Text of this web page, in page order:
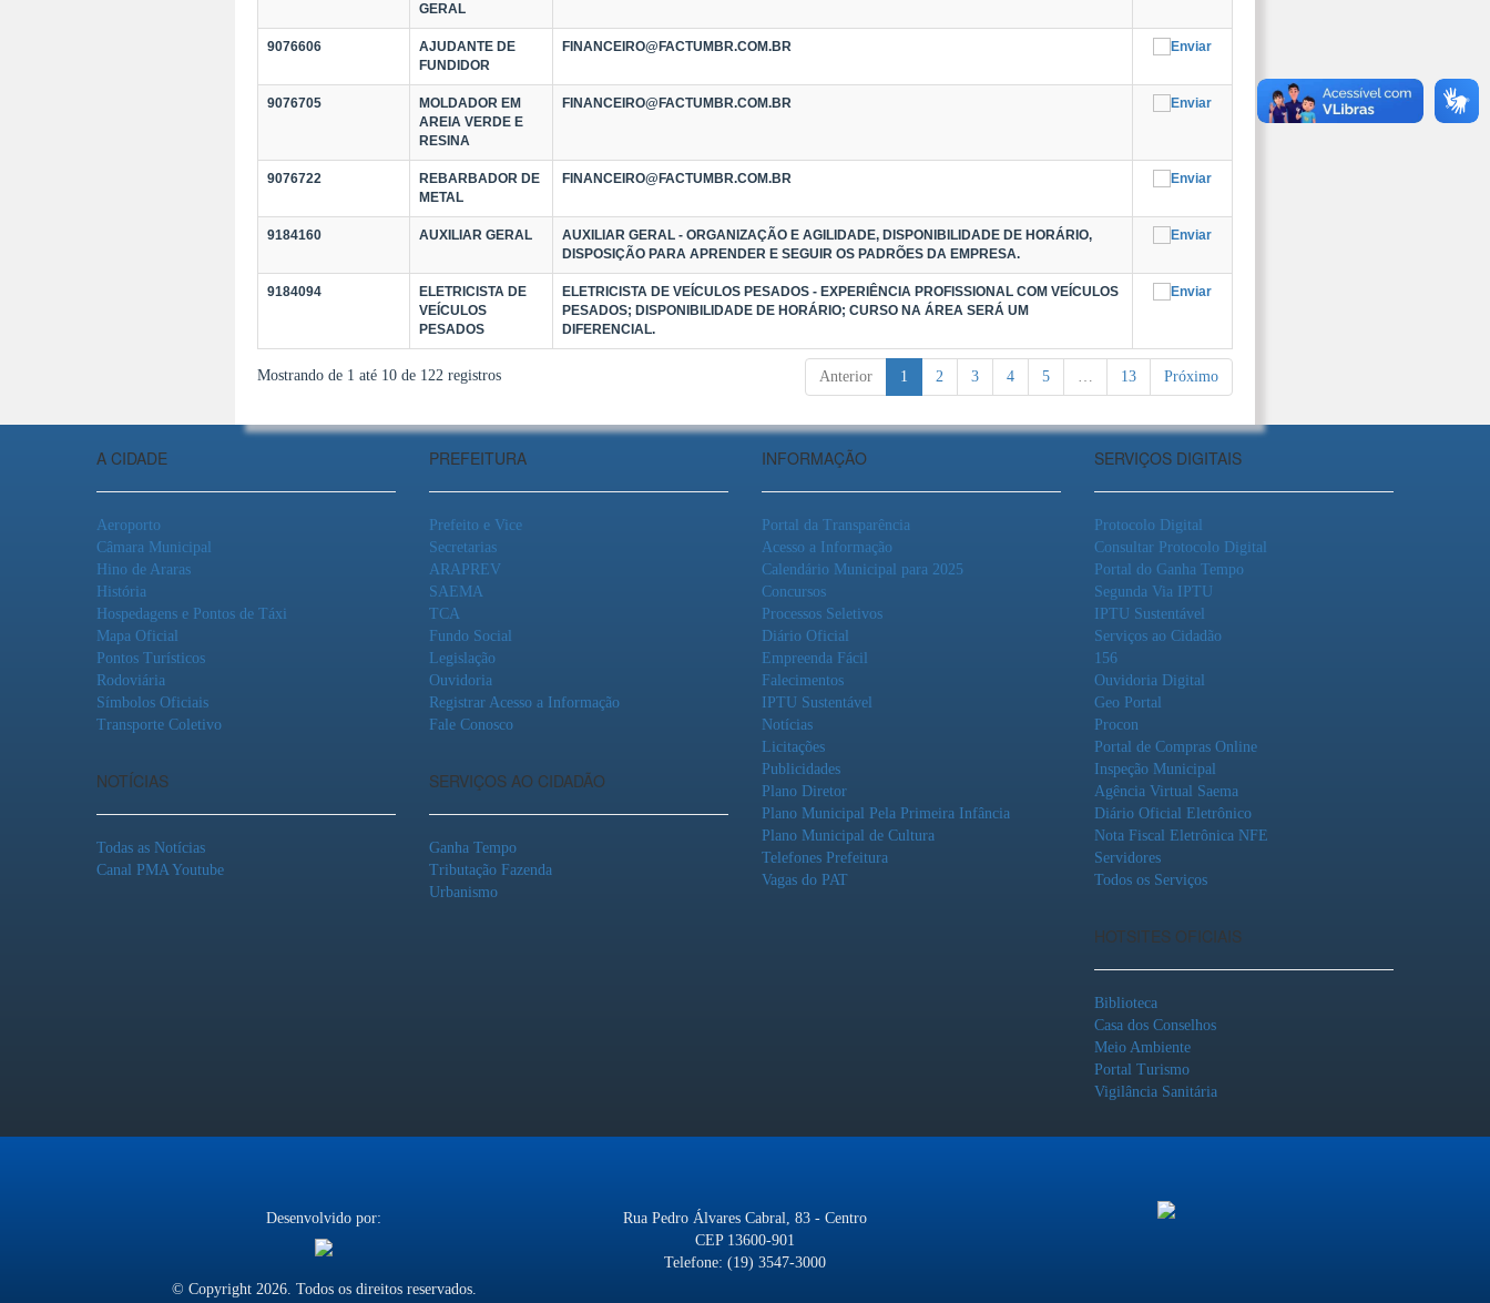
GERAL
9076606
AJUDANTE DE
FUNDIDOR
FINANCEIRO@FACTUMBR.COM.BR
9076705
MOLDADOR EM
AREIA VERDE E
RESINA
FINANCEIRO@FACTUMBR.COM.BR
9076722
REBARBADOR DE
METAL
FINANCEIRO@FACTUMBR.COM.BR
9184160 AUXILIAR GERAL
AUXILIAR GERAL - ORGANIZAÇÃO E AGILIDADE, DISPONIBILIDADE DE HORÁRIO,
DISPOSIÇÃO PARA APRENDER E SEGUIR OS PADRÕES DA EMPRESA.
9184094
ELETRICISTA DE
VEÍCULOS
PESADOS
ELETRICISTA DE VEÍCULOS PESADOS - EXPERIÊNCIA PROFISSIONAL COM VEÍCULOS
PESADOS; DISPONIBILIDADE DE HORÁRIO; CURSO NA ÁREA SERÁ UM
DIFERENCIAL.
Mostrando de 1 até 10 de 122 registros Anterior 1 2 3 4 5 … 13 Próximo
A CIDADE
Aeroporto
Câmara Municipal
Hino de Araras
História
Hospedagens e Pontos de Táxi
Mapa Oficial
Pontos Turísticos
Rodoviária
Símbolos Oficiais
Transporte Coletivo
NOTÍCIAS
Todas as Notícias
Canal PMA Youtube
PREFEITURA
Prefeito e Vice
Secretarias
ARAPREV
SAEMA
TCA
Fundo Social
Legislação
Ouvidoria
Registrar Acesso a Informação
Fale Conosco
SERVIÇOS AO CIDADÃO
Ganha Tempo
Tributação Fazenda
Urbanismo
INFORMAÇÃO
Portal da Transparência
Acesso a Informação
Calendário Municipal para 2025
Concursos
Processos Seletivos
Diário Oficial
Empreenda Fácil
Falecimentos
IPTU Sustentável
Notícias
Licitações
Publicidades
Plano Diretor
Plano Municipal Pela Primeira Infância
Plano Municipal de Cultura
Telefones Prefeitura
Vagas do PAT
SERVIÇOS DIGITAIS
Protocolo Digital
Consultar Protocolo Digital
Portal do Ganha Tempo
Segunda Via IPTU
IPTU Sustentável
Serviços ao Cidadão
156
Ouvidoria Digital
Geo Portal
Procon
Portal de Compras Online
Inspeção Municipal
Agência Virtual Saema
Diário Oficial Eletrônico
Nota Fiscal Eletrônica NFE
Servidores
Todos os Serviços
HOTSITES OFICIAIS
Biblioteca
Casa dos Conselhos
Meio Ambiente
Portal Turismo
Vigilância Sanitária
Desenvolvido por:
© Copyright 2026. Todos os direitos reservados.
Rua Pedro Álvares Cabral, 83 - Centro
CEP 13600-901
Telefone: (19) 3547-3000